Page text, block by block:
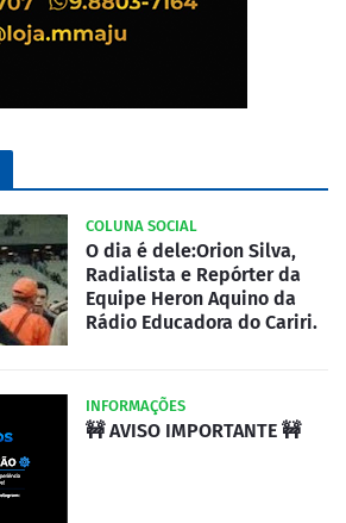
COLUNA SOCIAL
O dia é dele:Orion Silva,
Radialista e Repórter da
Equipe Heron Aquino da
Rádio Educadora do Cariri.
INFORMAÇÕES
🚧 AVISO IMPORTANTE 🚧